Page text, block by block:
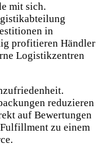
mit sich.
in
profitieren Händler
Logistikzentren
reduzieren
auf Bewertungen
zu einem